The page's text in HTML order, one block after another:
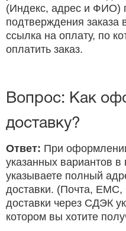
(Индекс, адрес и ФИО)
подтверждения заказа
ссылка на оплату, по
оплатить заказ.
Вопрос: Как
доставку?
Ответ: При
указанных вариантов в
указываете полный
доставки. (Почта,
доставки через СДЭК
котором вы хотите